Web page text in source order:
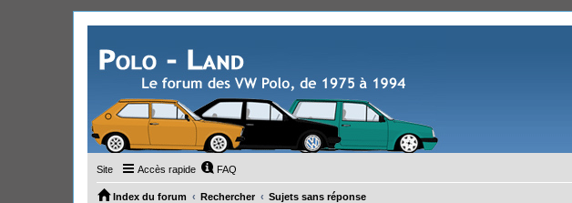
Site Accès rapide FAQ
Index du forum Rechercher Sujets sans réponse